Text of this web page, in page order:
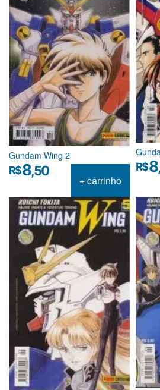
Gundam Wing 2
R$8,50
+ carrinho
R$8